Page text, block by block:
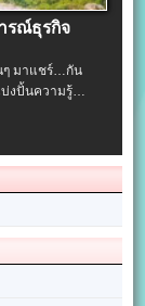
รณ์ธุรกิจ
นๆ มาแชร์…กัน
บ่งปั้นความรู้…